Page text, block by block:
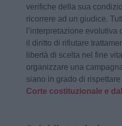
verifiche della sua
ricorrere ad un giudice.
l’interpretazione evolutiva
il diritto di rifiutare
libertà di scelta nel fine
organizzare una
siano in grado di
Corte costituzionale e